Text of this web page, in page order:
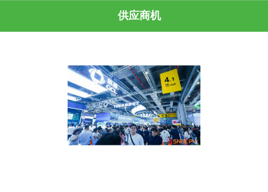
供应商机